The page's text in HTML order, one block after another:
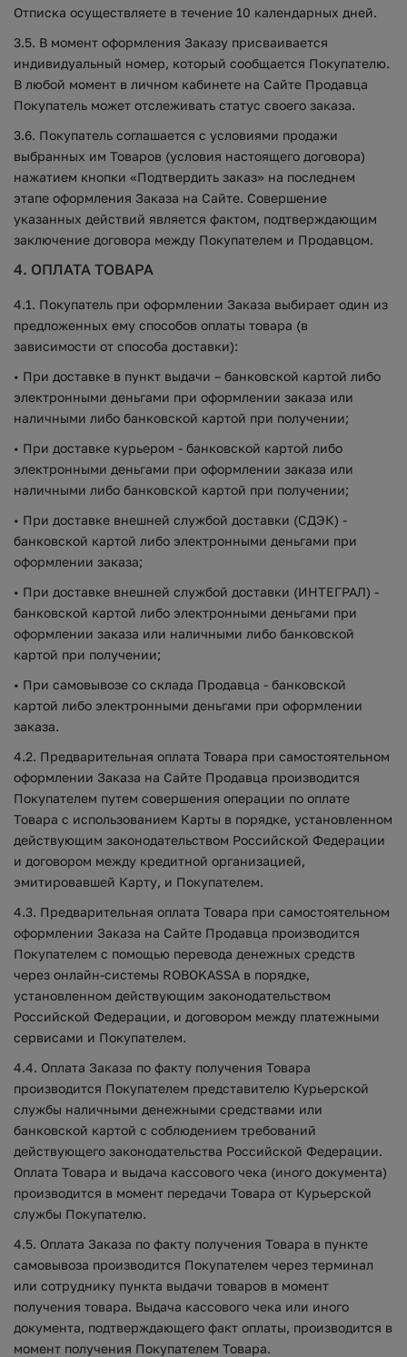
Отписка осуществляете в течение 10 календарных дней.
3.5. В момент оформления Заказу присваивается
индивидуальный номер, который сообщается Покупателю.
В любой момент в личном кабинете на Сайте Продавца
Покупатель может отслеживать статус своего заказа.
3.6. Покупатель соглашается с условиями продажи
выбранных им Товаров (условия настоящего договора)
нажатием кнопки «Подтвердить заказ» на последнем
этапе оформления Заказа на Сайте. Совершение
указанных действий является фактом, подтверждающим
заключение договора между Покупателем и Продавцом.
4. ОПЛАТА ТОВАРА
4.1. Покупатель при оформлении Заказа выбирает один из
предложенных ему способов оплаты товара (в
зависимости от способа доставки):
• При доставке в пункт выдачи – банковской картой либо
электронными деньгами при оформлении заказа или
наличными либо банковской картой при получении;
• При доставке курьером - банковской картой либо
электронными деньгами при оформлении заказа или
наличными либо банковской картой при получении;
• При доставке внешней службой доставки (СДЭК) -
банковской картой либо электронными деньгами при
оформлении заказа;
• При доставке внешней службой доставки (ИНТЕГРАЛ) -
банковской картой либо электронными деньгами при
оформлении заказа или наличными либо банковской
картой при получении;
• При самовывозе со склада Продавца - банковской
картой либо электронными деньгами при оформлении
заказа.
4.2. Предварительная оплата Товара при самостоятельном
оформлении Заказа на Сайте Продавца производится
Покупателем путем совершения операции по оплате
Товара с использованием Карты в порядке, установленном
действующим законодательством Российской Федерации
и договором между кредитной организацией,
эмитировавшей Карту, и Покупателем.
4.3. Предварительная оплата Товара при самостоятельном
оформлении Заказа на Сайте Продавца производится
Покупателем с помощью перевода денежных средств
через онлайн-системы ROBOKASSA в порядке,
установленном действующим законодательством
Российской Федерации, и договором между платежными
сервисами и Покупателем.
4.4. Оплата Заказа по факту получения Товара
производится Покупателем представителю Курьерской
службы наличными денежными средствами или
банковской картой с соблюдением требований
действующего законодательства Российской Федерации.
Оплата Товара и выдача кассового чека (иного документа)
производится в момент передачи Товара от Курьерской
службы Покупателю.
4.5. Оплата Заказа по факту получения Товара в пункте
самовывоза производится Покупателем через терминал
или сотруднику пункта выдачи товаров в момент
получения товара. Выдача кассового чека или иного
документа, подтверждающего факт оплаты, производится в
момент получения Покупателем Товара.